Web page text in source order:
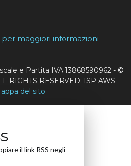
maggiori informazioni
e Partita IVA 13868590962 - ©
RIGHTS RESERVED. ISP AWS
del sito
il link RSS negli